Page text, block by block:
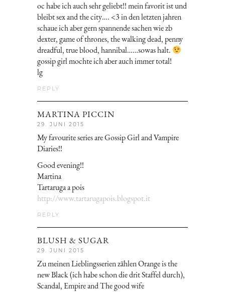
oc habe ich auch sehr geliebt!! mein favorit ist und
bleibt sex and the city…. <3 in den letzten jahren
schaue ich aber gern spannende sachen wie zb
dexter, game of thrones, the walking dead, penny
dreadful, true blood, hannibal……sowas halt.
gossip girl mochte ich aber auch immer total!
lg
REPLY
MARTINA PICCIN
29. JUNI 2015
My favourite series are Gossip Girl and Vampire
Diaries!!
Good evening!!
Martina
Tartaruga a pois
http://www.tartarugapois.blogspot.it
REPLY
BLUSH & SUGAR
29. JUNI 2015
Zu meinen Lieblingsserien zählen Orange is the
new Black (ich habe schon die drit Staffel durch),
Scandal, Empire and The good wife